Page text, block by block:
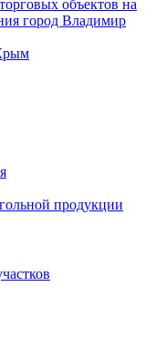
объектов на
город Владимир
продукции